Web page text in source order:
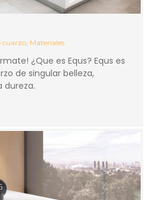
cuarzo, Materiales
¿Que es Equs? Equs es
de singular belleza,
dureza.